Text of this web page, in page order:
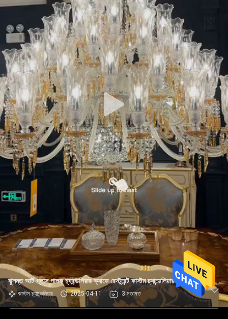
ঝুলন্ত আর্ট গ্লাস পালক চ্যান্ডেলিয়ার ক্যাফে রেস্টুরেন্ট কাস্টম চ্যান্ডেলিয়ার
কাস্টম চ্যান্ডেলিয়ার 2025-04-11 3 মতামত